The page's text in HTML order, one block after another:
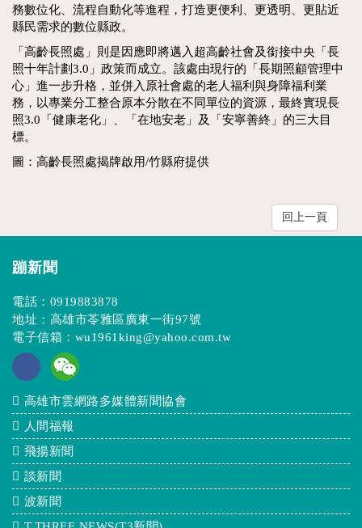
務數位化、流程自動化等進程，打造更便利、更透明、更貼近
縣民需求的數位縣政。
「高齡長照處」則是因應即將邁入超高齡社會及銜接中央「長
照十年計劃3.0」政策而成立。該處由現行的「長期照顧管理中
心」進一步升格，並併入原社會處的老人福利與身障福利業
務，以專業分工整合原本分散在不同單位的資源，最終實現長
照3.0「健康老化」、「在地安老」及「安寧善終」的三大目
標。
圖：高齡長照處揭牌啟用/竹縣府提供
回上一頁
蹦新聞
電話： 0919883878
地址：高雄市苓雅區廣東一街97號
電子信箱： wu1961king@yahoo.com.tw
高雄市雲網路多媒體新聞協會
人間福報
飛揚新聞
談新聞
波新聞